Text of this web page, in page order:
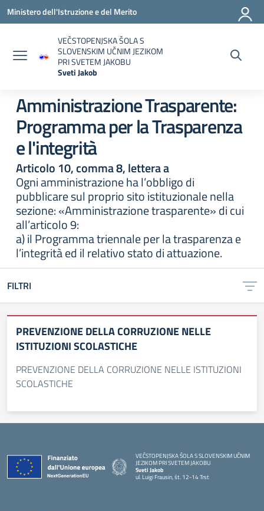
Vai ai contenuti
Vai al menu di navigazione
Vai al footer
Ministero dell'Istruzione e del Merito
VEČSTOPENJSKA ŠOLA S
SLOVENSKIM UČNIM JEZIKOM
PRI SVETEM JAKOBU
Sveti Jakob
Amministrazione Trasparente:
Programma per la Trasparenza
e l'integrità
Articolo 10, comma 8, lettera a
Ogni amministrazione ha l’obbligo di
pubblicare sul proprio sito istituzionale nella
sezione: «Amministrazione trasparente» di cui
all’articolo 9:
a) il Programma triennale per la trasparenza e
l’integrità ed il relativo stato di attuazione.
FILTRI
PREVENZIONE DELLA CORRUZIONE NELLE
ISTITUZIONI SCOLASTICHE
PREVENZIONE DELLA CORRUZIONE NELLE ISTITUZIONI
SCOLASTICHE
VEČSTOPENJSKA ŠOLA S SLOVENSKIM UČNIM
JEZIKOM PRI SVETEM JAKOBU
Sveti Jakob
ul. Luigi Frausin, št. 12-14 Trst
— Visita la pagina iniziale della scuola